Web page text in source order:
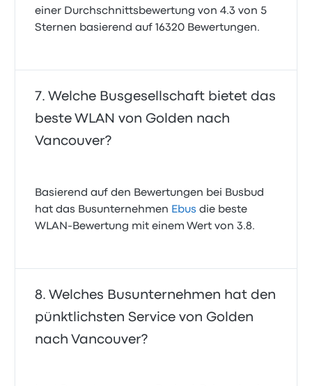
einer Durchschnittsbewertung von 4.3 von 5
Sternen basierend auf 16320 Bewertungen.
Welche Busgesellschaft bietet das
beste WLAN von Golden nach
Vancouver?
Basierend auf den Bewertungen bei Busbud
hat das Busunternehmen Ebus die beste
WLAN-Bewertung mit einem Wert von 3.8.
Welches Busunternehmen hat den
pünktlichsten Service von Golden
nach Vancouver?